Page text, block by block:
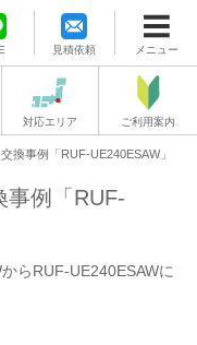
見積依頼 メニュー
対応エリア ご利用案内
換事例「RUF-UE240ESAW」
事例「RUF-
らRUF-UE240ESAWに